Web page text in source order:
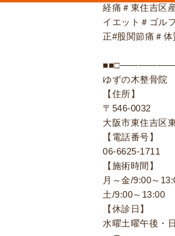
経痛＃東住吉区
イエット＃ゴル
正#股関節痛＃
ゆずの木整骨院
【住所】
〒546-0032
大阪市東住吉区
【電話番号】
06-6625-1711
【施術時間】
月～金/9:00～
土/9:00～13:00
【休診日】
水曜土曜午後・